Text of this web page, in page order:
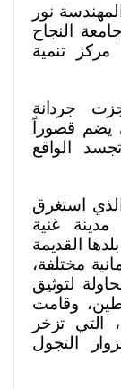
نور
جامعة النجاح
تنمية
جردانة
يضم قصوراً
الواقع
استغرق
غنية
القديمة
مختلفة،
لتوثيق
وقامت
التي تزخر
التجول